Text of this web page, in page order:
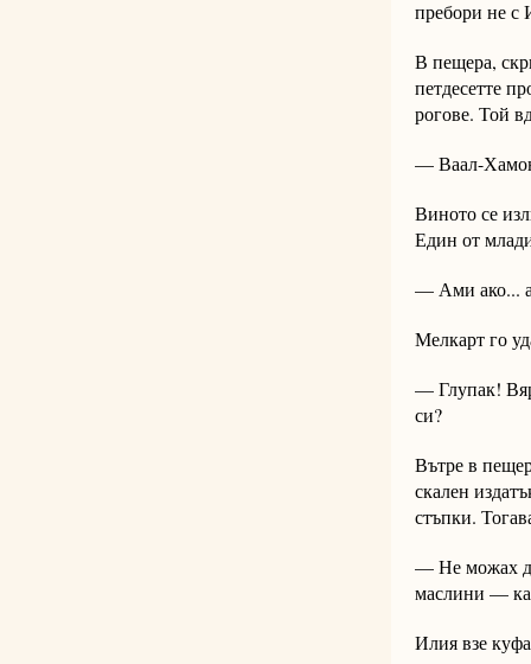
пребори не с
В пещера,
петдесетте
рогове. Той
— Ваал-
Виното се
Един от
— Ами ако...
Мелкарт го
— Глупак!
си?
Вътре в
скален
стъпки.
— Не можах
маслини —
Илия взе